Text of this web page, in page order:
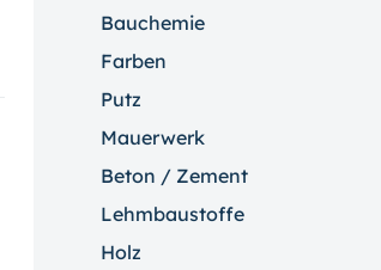
Bauchemie
Farben
Putz
Mauerwerk
Beton / Zement
Lehmbaustoffe
Holz